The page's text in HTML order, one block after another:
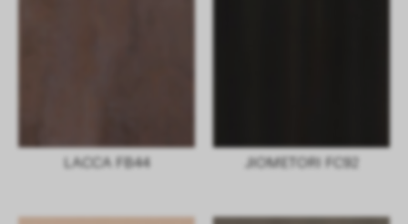
LACCA FB44 JIOMETORI FC92